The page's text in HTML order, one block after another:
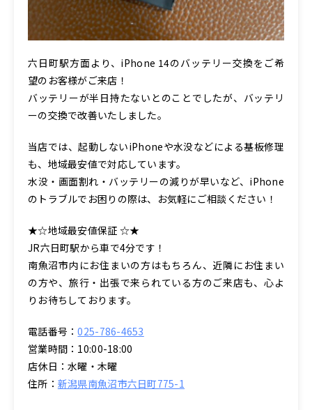
六日町駅方面より、iPhone 14のバッテリー交換をご希
望のお客様がご来店！
バッテリーが半日持たないとのことでしたが、バッテリ
ーの交換で改善いたしました。
当店では、起動しないiPhoneや水没などによる基板修理
も、地域最安値で対応しています。
水没・画面割れ・バッテリーの減りが早いなど、iPhone
のトラブルでお困りの際は、お気軽にご相談ください！
★☆地域最安値保証 ☆★
JR六日町駅から車で4分です！
南魚沼市内にお住まいの方はもちろん、近隣にお住まい
の方や、旅行・出張で来られている方のご来店も、心よ
りお待ちしております。
電話番号：025-786-4653
営業時間：10:00-18:00
店休日：水曜・木曜
住所： 新潟県南魚沼市六日町775-1